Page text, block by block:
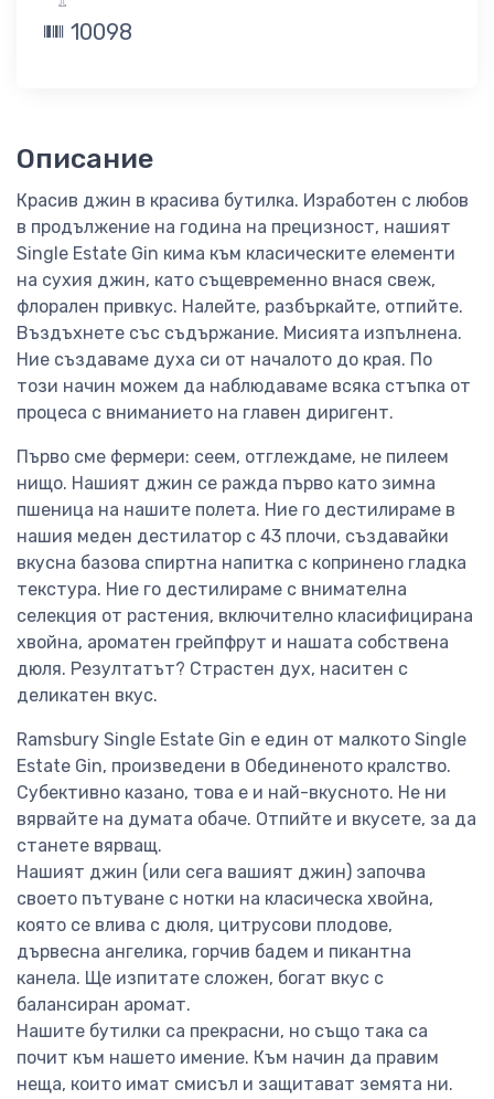
10098
Описание
Красив джин в красива бутилка. Изработен с любов
в продължение на година на прецизност, нашият
Single Estate Gin кима към класическите елементи
на сухия джин, като същевременно внася свеж,
флорален привкус. Налейте, разбъркайте, отпийте.
Въздъхнете със съдържание. Мисията изпълнена.
Ние създаваме духа си от началото до края. По
този начин можем да наблюдаваме всяка стъпка от
процеса с вниманието на главен диригент.
Първо сме фермери: сеем, отглеждаме, не пилеем
нищо. Нашият джин се ражда първо като зимна
пшеница на нашите полета. Ние го дестилираме в
нашия меден дестилатор с 43 плочи, създавайки
вкусна базова спиртна напитка с копринено гладка
текстура. Ние го дестилираме с внимателна
селекция от растения, включително класифицирана
хвойна, ароматен грейпфрут и нашата собствена
дюля. Резултатът? Страстен дух, наситен с
деликатен вкус.
Ramsbury Single Estate Gin е един от малкото Single
Estate Gin, произведени в Обединеното кралство.
Субективно казано, това е и най-вкусното. Не ни
вярвайте на думата обаче. Отпийте и вкусете, за да
станете вярващ.
Нашият джин (или сега вашият джин) започва
своето пътуване с нотки на класическа хвойна,
която се влива с дюля, цитрусови плодове,
дървесна ангелика, горчив бадем и пикантна
канела. Ще изпитате сложен, богат вкус с
балансиран аромат.
Нашите бутилки са прекрасни, но също така са
почит към нашето имение. Към начин да правим
неща, които имат смисъл и защитават земята ни.